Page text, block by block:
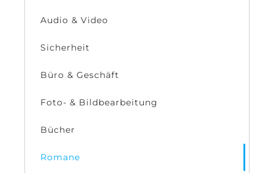
Audio & Video
Sicherheit
Büro & Geschäft
Foto- & Bildbearbeitung
Bücher
Romane